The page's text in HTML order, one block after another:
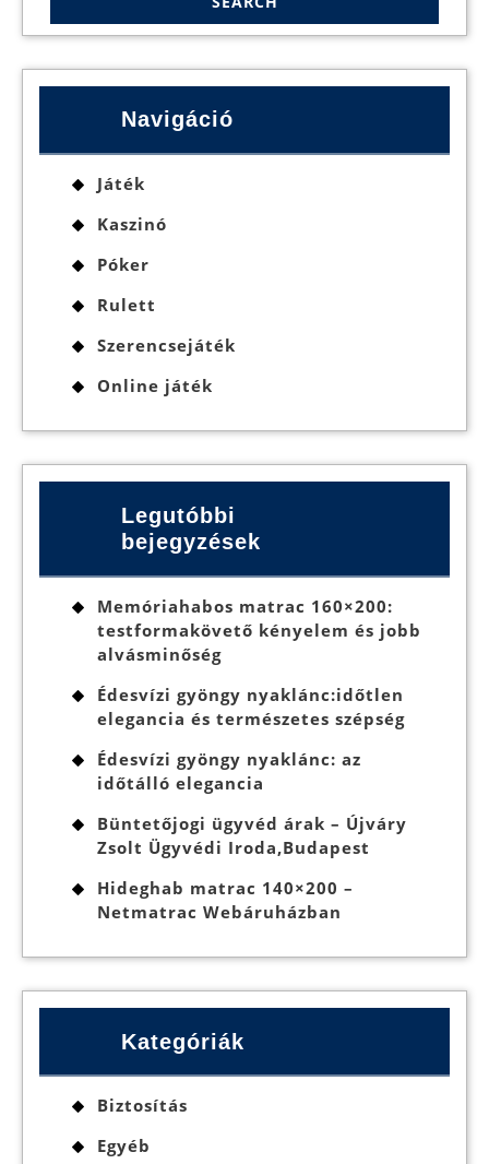
Navigáció
Játék
Kaszinó
Póker
Rulett
Szerencsejáték
Online játék
Legutóbbi
bejegyzések
Memóriahabos matrac 160×200:
testformakövető kényelem és jobb
alvásminőség
Édesvízi gyöngy nyaklánc:időtlen
elegancia és természetes szépség
Édesvízi gyöngy nyaklánc: az
időtálló elegancia
Büntetőjogi ügyvéd árak – Újváry
Zsolt Ügyvédi Iroda,Budapest
Hideghab matrac 140×200 –
Netmatrac Webáruházban
Kategóriák
Biztosítás
Egyéb